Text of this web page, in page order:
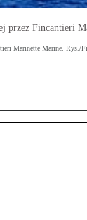
przez Fincantieri
Marinette Marine. Rys./